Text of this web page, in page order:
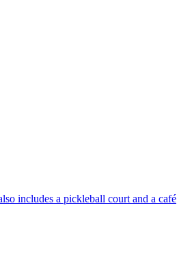
includes a pickleball court and a café